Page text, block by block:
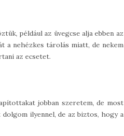
például az üvegcse alja ebben az
a nehézkes tárolás miatt, de nekem
az ecsetet.
jobban szeretem, de most
ilyennel, de az biztos, hogy a